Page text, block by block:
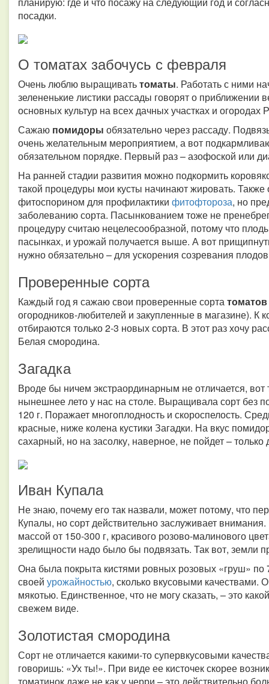
посадки.
О томатах забочусь с февраля
Очень люблю выращиватьтоматы. Работать с ними
зелененькие листики рассады говорят о приближении
основных культур на всех дачных участках и огородах
Сажаю помидоры обязательно через рассаду.
очень желательным мероприятием, а вот
обязательном порядке. Первый раз – азофоской или
На ранней стадии развития можно подкормить
такой процедуры мои кусты начинают жировать.
фитоспорином для профилактики фитофтороза, но
заболеванию сорта. Пасынкованием тоже не
процедуру считаю нецелесообразной, потому что
пасынках, и урожай получается выше. А вот
нужно обязательно – для ускорения созревания
Проверенные сорта
Каждый год я сажаю свои проверенные сортатоматов
огородников-любителей и закупленные в магазине). К
отбираются только 2-3 новых сорта. В этот раз хочу
Белая смородина.
Загадка
Вроде бы ничем экстраординарным не отличается,
нынешнее лето у нас на столе. Выращивала сорт без
120 г. Поражает многоплодность и скороспелость.
красные, ниже колена кустики Загадки. На вкус
сахарный, но на засолку, наверное, не пойдет – только
Иван Купала
Не знаю, почему его так назвали, может потому, что
Купалы, но сорт действительно заслуживает
массой от 150-300 г, красивого розово-малинового
зрелищности надо было бы подвязать. Так вот, земли
Она была покрыта кистями ровных розовых «груш» по
своей урожайностью, сколько вкусовыми качествами.
мякотью. Единственное, что не могу сказать, – это
свежем виде.
Золотистая смородина
Сорт не отличается какими-то супервкусовыми
говоришь: «Ух ты!». При виде ее кисточек скорее